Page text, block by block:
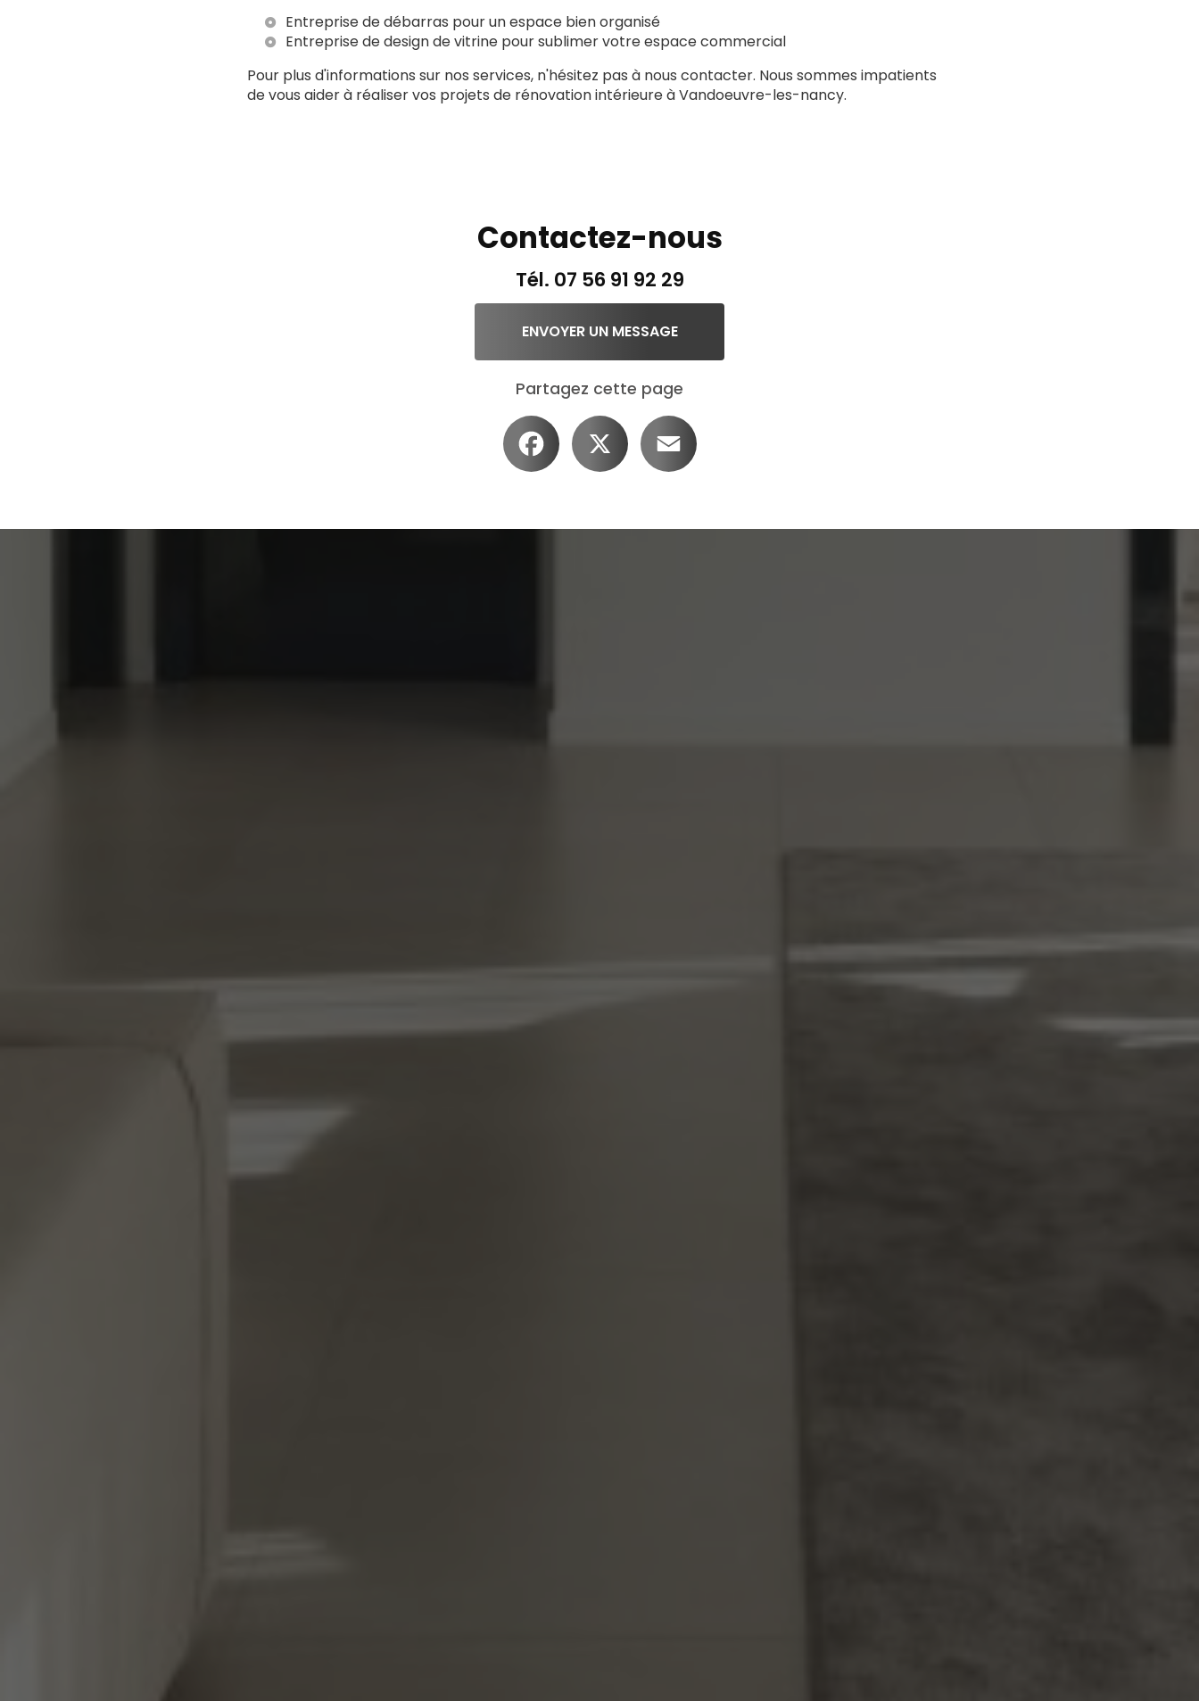
Entreprise de débarras pour un espace bien organisé
Entreprise de design de vitrine pour sublimer votre espace commercial
Pour plus d'informations sur nos services, n'hésitez pas à nous contacter. Nous sommes impatients
de vous aider à réaliser vos projets de rénovation intérieure à Vandoeuvre-les-nancy.
Contactez-nous
Tél. 07 56 91 92 29
ENVOYER UN MESSAGE
Partagez cette page
Facebook